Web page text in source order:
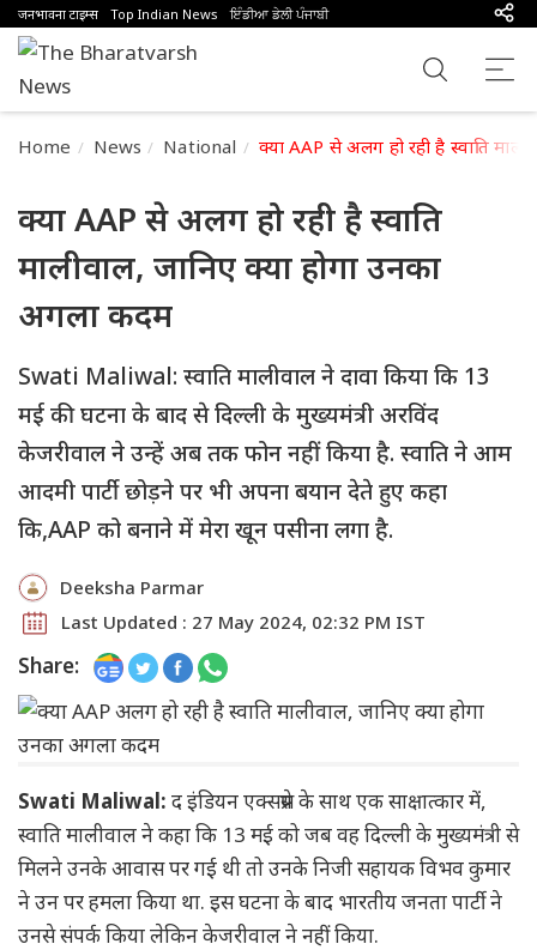
जनभावना टाइम्स Top Indian News ਇੰਡੀਆ ਡੇਲੀ ਪੰਜਾਬੀ
Home News National क्या AAP से अलग हो रही है स्वाति
क्या AAP से अलग हो रही है स्वाति
मालीवाल, जानिए क्या होगा उनका
अगला कदम
Swati Maliwal: स्वाति मालीवाल ने दावा किया कि 13
मई की घटना के बाद से दिल्ली के मुख्यमंत्री अरविंद
केजरीवाल ने उन्हें अब तक फोन नहीं किया है. स्वाति ने आम
आदमी पार्टी छोड़ने पर भी अपना बयान देते हुए कहा
कि,AAP को बनाने में मेरा खून पसीना लगा है.
Deeksha Parmar
Last Updated : 27 May 2024, 02:32 PM IST
Share:
Swati Maliwal: द इंडियन एक्सप्रेस के साथ एक साक्षात्कार में,
स्वाति मालीवाल ने कहा कि 13 मई को जब वह दिल्ली के मुख्यमंत्री से
मिलने उनके आवास पर गई थी तो उनके निजी सहायक विभव कुमार
ने उन पर हमला किया था. इस घटना के बाद भारतीय जनता पार्टी ने
उनसे संपर्क किया लेकिन केजरीवाल ने नहीं किया.